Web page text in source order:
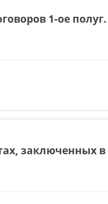
1-ое полуг.
заключенных в